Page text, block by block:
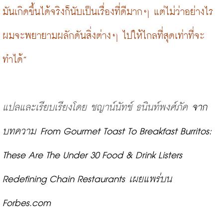
มันเกิดขึ้นได้จริงก็นับเป็นเรื่องที่ดีมากๆ แต่ไม่ว่าอย่างไร
ผมจะพยายามผลักดันสิ่งต่างๆ ไปให้ไกลที่สุดเท่าที่จะ
ทำได้”
แปลและเรียบเรียงโดย ชญาน์นัทช์ ธนินท์พงศ์ภัค จาก
บทความ From Gourmet Toast To Breakfast Burritos:
These Are The Under 30 Food & Drink Listers
Redefining Chain Restaurants เผยแพร่บน
Forbes.com